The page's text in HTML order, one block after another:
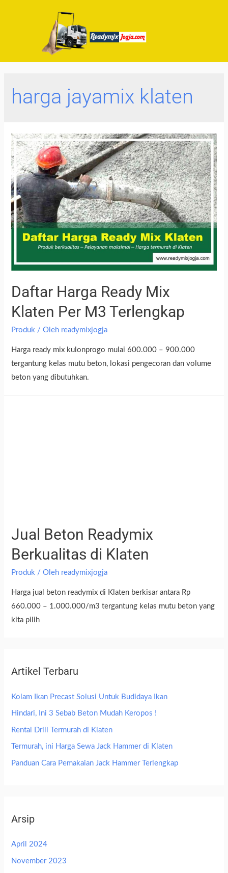
harga jayamix klaten
Daftar Harga Ready Mix
Klaten Per M3 Terlengkap
Produk / Oleh readymixjogja
Harga ready mix kulonprogo mulai 600.000 – 900.000
tergantung kelas mutu beton, lokasi pengecoran dan volume
beton yang dibutuhkan.
Jual Beton Readymix
Berkualitas di Klaten
Produk / Oleh readymixjogja
Harga jual beton readymix di Klaten berkisar antara Rp
660.000 – 1.000.000/m3 tergantung kelas mutu beton yang
kita pilih
Artikel Terbaru
Kolam Ikan Precast Solusi Untuk Budidaya Ikan
Hindari, Ini 3 Sebab Beton Mudah Keropos !
Rental Drill Termurah di Klaten
Termurah, ini Harga Sewa Jack Hammer di Klaten
Panduan Cara Pemakaian Jack Hammer Terlengkap
Arsip
April 2024
November 2023